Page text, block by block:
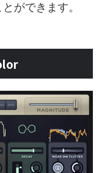
ができます。